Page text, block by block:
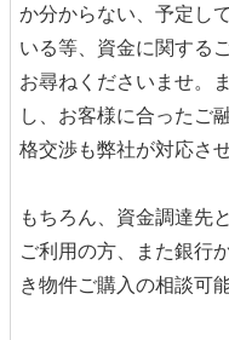
か分からない、予定し
いる等、資金に関する
お尋ねくださいませ。
し、お客様に合ったご
格交渉も弊社が対応さ
もちろん、資金調達先
ご利用の方、また銀行
き物件ご購入の相談可能